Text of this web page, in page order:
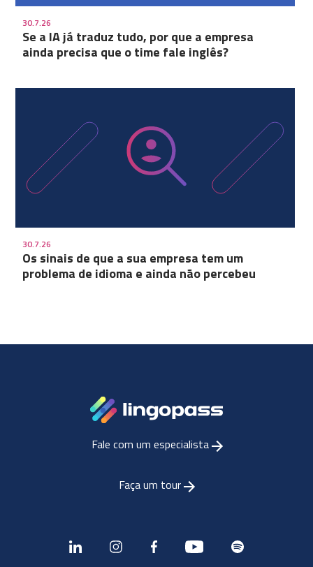
30.7.26
Se a IA já traduz tudo, por que a empresa
ainda precisa que o time fale inglês?
30.7.26
Os sinais de que a sua empresa tem um
problema de idioma e ainda não percebeu
Fale com um especialista
Faça um tour